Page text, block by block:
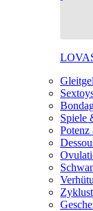
Spiele